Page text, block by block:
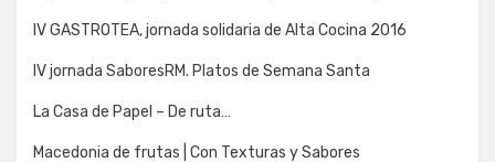
IV GASTROTEA, jornada solidaria de Alta Cocina 2016
IV jornada SaboresRM. Platos de Semana Santa
La Casa de Papel – De ruta…
Macedonia de frutas | Con Texturas y Sabores